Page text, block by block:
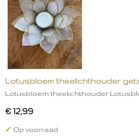
Lotusbloem theelichthouder
Lotusbloem theelichthouder
€ 12,99
✓ Op voorraad